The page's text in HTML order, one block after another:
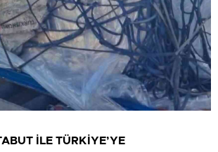
İLE TÜRKİYE’YE